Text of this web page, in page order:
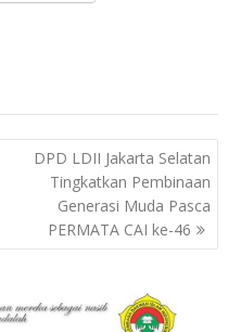
DPD LDII Jakarta Selatan
Tingkatkan Pembinaan
Generasi Muda Pasca
PERMATA CAI ke-46